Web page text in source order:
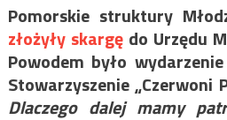
Pomorskie struktury
złożyły skargędo Urzędu
Powodem było
Stowarzyszenie „Czerwoni
Dlaczego dalej mamy